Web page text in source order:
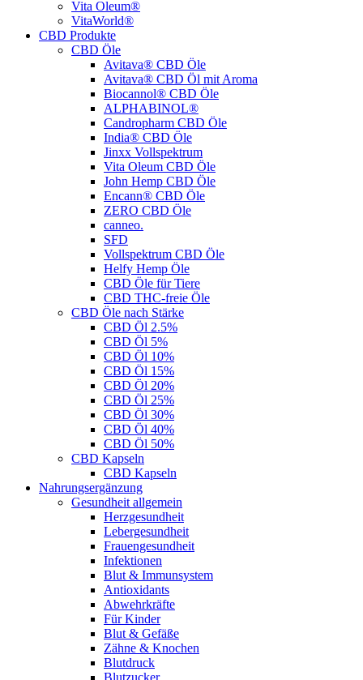
Vita Oleum®
VitaWorld®
CBD Produkte
CBD Öle
Avitava® CBD Öle
Avitava® CBD Öl mit Aroma
Biocannol® CBD Öle
ALPHABINOL®
Candropharm CBD Öle
India® CBD Öle
Jinxx Vollspektrum
Vita Oleum CBD Öle
John Hemp CBD Öle
Encann® CBD Öle
ZERO CBD Öle
canneo.
SFD
Vollspektrum CBD Öle
Helfy Hemp Öle
CBD Öle für Tiere
CBD THC-freie Öle
CBD Öle nach Stärke
CBD Öl 2.5%
CBD Öl 5%
CBD Öl 10%
CBD Öl 15%
CBD Öl 20%
CBD Öl 25%
CBD Öl 30%
CBD Öl 40%
CBD Öl 50%
CBD Kapseln
CBD Kapseln
Nahrungsergänzung
Gesundheit allgemein
Herzgesundheit
Lebergesundheit
Frauengesundheit
Infektionen
Blut & Immunsystem
Antioxidants
Abwehrkräfte
Für Kinder
Blut & Gefäße
Zähne & Knochen
Blutdruck
Blutzucker